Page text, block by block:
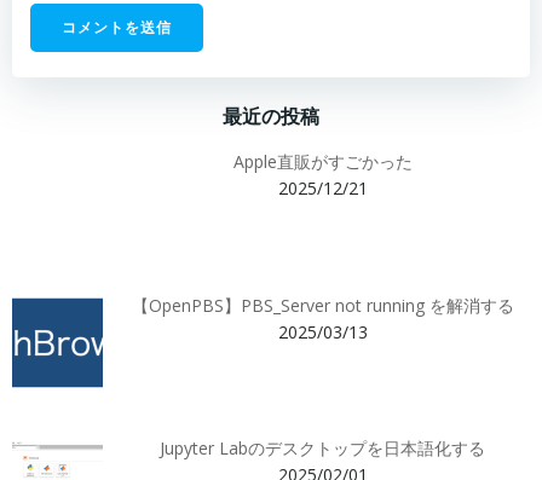
最近の投稿
Apple直販がすごかった
2025/12/21
【OpenPBS】PBS_Server not running を解消する
2025/03/13
Jupyter Labのデスクトップを日本語化する
2025/02/01